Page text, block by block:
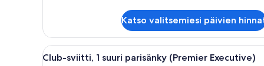
1
suuri
parisänky
Katso valitsemiesi päivien
Avaa
Hotellihuone, jossa on suuri
6
Club-sviitti, 1 suuri parisänky (Premier Executive)